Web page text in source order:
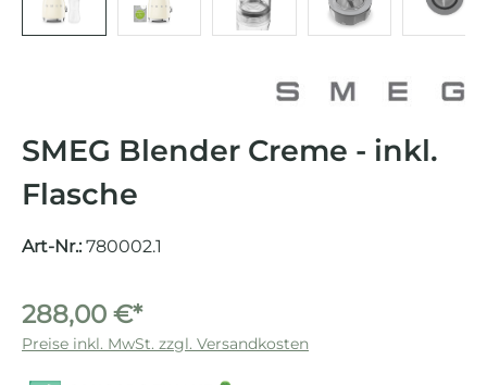
SMEG Blender Creme - inkl.
Flasche
Art-Nr.: 780002.1
288,00 €*
Preise inkl. MwSt. zzgl. Versandkosten